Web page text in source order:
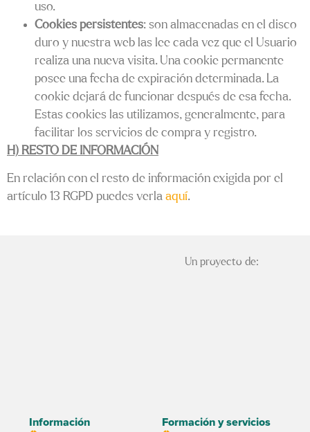
uso.
Cookies persistentes: son almacenadas en el disco
duro y nuestra web las lee cada vez que el Usuario
realiza una nueva visita. Una cookie permanente
posee una fecha de expiración determinada. La
cookie dejará de funcionar después de esa fecha.
Estas cookies las utilizamos, generalmente, para
facilitar los servicios de compra y registro.
H) RESTO DE INFORMACIÓN
En relación con el resto de información exigida por el
artículo 13 RGPD puedes verla aquí.
Un proyecto de:
Información Formación y servicios